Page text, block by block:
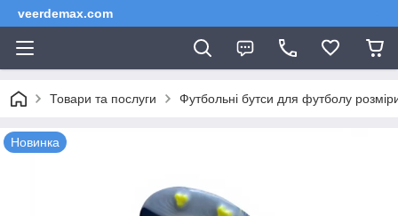
veerdemax.com
Товари та послуги Футбольні бутси для футболу
Новинка